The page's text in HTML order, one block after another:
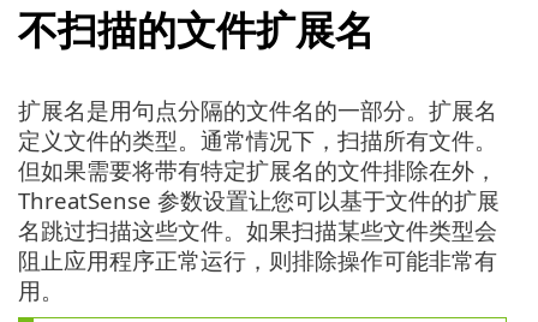
不扫描的文件扩展名
扩展名是用句点分隔的文件名的一部分。扩展名
定义文件的类型。通常情况下，扫描所有文件。
但如果需要将带有特定扩展名的文件排除在外，
ThreatSense 参数设置让您可以基于文件的扩展
名跳过扫描这些文件。如果扫描某些文件类型会
阻止应用程序正常运行，则排除操作可能非常有
用。